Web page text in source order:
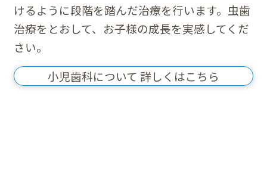
けるように段階を踏んだ治療を行います。虫歯
治療をとおして、お子様の成長を実感してくだ
さい。
小児歯科について 詳しくはこちら